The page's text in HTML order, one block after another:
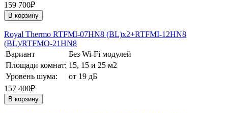
159 700₽
В корзину
Royal Thermo RTFMI-07HN8 (BL)х2+RTFMI-12HN8
(BL)/RTFMO-21HN8
Вариант
Без Wi-Fi модулей
Площади комнат: 15, 15 и 25 м2
Уровень шума:
от 19 дБ
157 400₽
В корзину